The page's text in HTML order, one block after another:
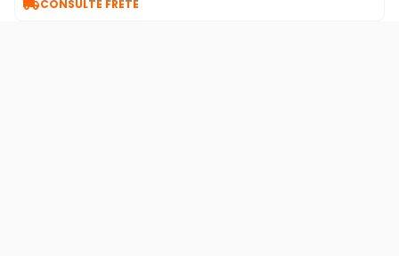
CONSULTE FRETE